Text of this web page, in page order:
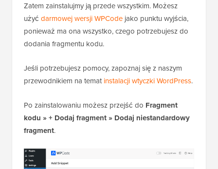
Zatem zainstalujmy ją przede wszystkim. Możesz
użyć darmowej wersji WPCode jako punktu wyjścia,
ponieważ ma ona wszystko, czego potrzebujesz do
dodania fragmentu kodu.
Jeśli potrzebujesz pomocy, zapoznaj się z naszym
przewodnikiem na tematinstalacji wtyczki WordPress.
Po zainstalowaniu możesz przejść do Fragment
kodu »+ Dodaj fragment» Dodaj niestandardowy
fragment.